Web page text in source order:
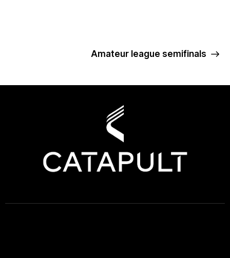
Amateur league semifinals